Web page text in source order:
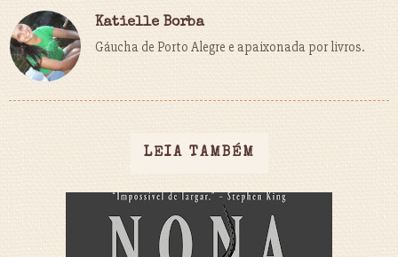
Katielle Borba
Gáucha de Porto Alegre e apaixonada por livros.
LEIA TAMBÉM